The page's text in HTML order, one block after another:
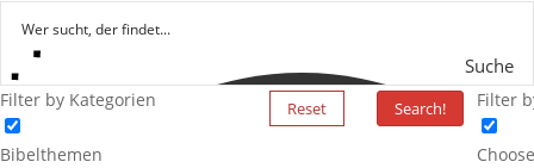
Suche
Filter by Kategorien
Bibelthemen
Reset Search! Filter